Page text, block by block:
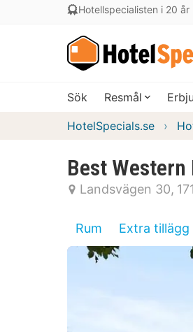
Hotellspecialisten i 20 år
Sök Resmål
HotelSpecials.se
Best
Landsvägen 30
Rum Extra tillägg